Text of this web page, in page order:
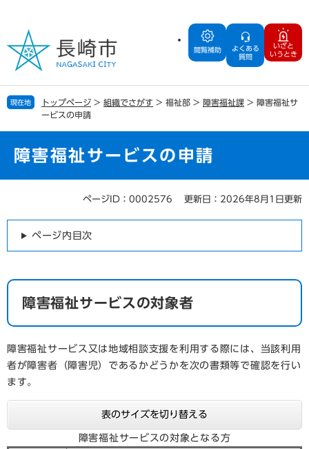
の
で
す
ー
ば
し
閲覧補助
よくある
質問
いざと
いうとき
現在地 トップページ > 組織でさがす > 福祉部 > 障害福祉課 > 障害福祉サ
ービスの申請
障害福祉サービスの申請
ページID：0002576 更新日：2026年8月1日更新
ページ内目次
障害福祉サービスの対象者
障害福祉サービス又は地域相談支援を利用する際には、当該利用
者が障害者（障害児）であるかどうかを次の書類等で確認を行い
ます。
表のサイズを切り替える
障害福祉サービスの対象となる方